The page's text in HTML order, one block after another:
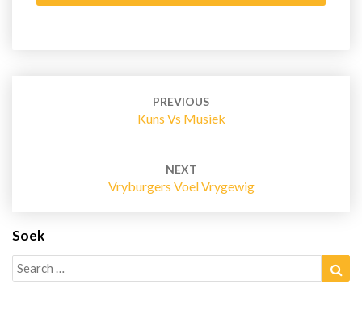
PREVIOUS
Kuns Vs Musiek
NEXT
Vryburgers Voel Vrygewig
Soek
Search
for: